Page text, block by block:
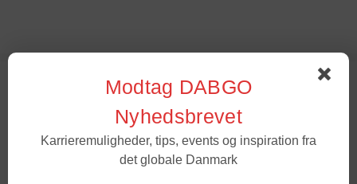
USA – Mike Kirk Andersen – Han har
boet i fire lande på 1 år
Tyskland – Niels Rasmussen – Hans
Modtag DABGO
Nyhedsbrevet
Karrieremuligheder, tips, events og inspiration fra
det globale Danmark